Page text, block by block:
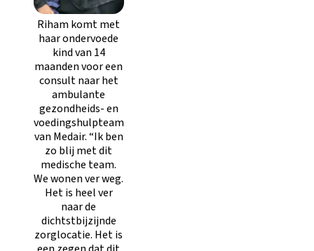
Riham komt met
haar ondervoede
kind van 14
maanden voor een
consult naar het
ambulante
gezondheids- en
voedingshulpteam
van Medair. “Ik ben
zo blij met dit
medische team.
We wonen ver weg.
Het is heel ver
naar de
dichtstbijzijnde
zorglocatie. Het is